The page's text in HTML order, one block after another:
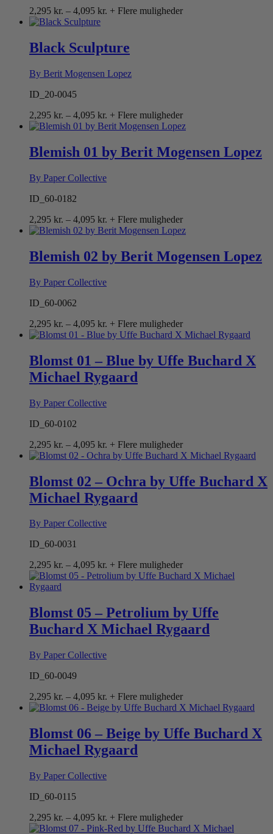
2,295 kr. – 4,095 kr. Prisinterval:
+ Flere muligheder
Black Sculpture
By Berit Mogensen Lopez
ID_20-0045
2,295 kr. – 4,095 kr. Prisinterval:
2,295 kr.
4,095 kr.
+ Flere muligheder
Blemish 01 by Berit Mogensen Lopez
By Paper Collective
ID_60-0182
2,295 kr. – 4,095 kr. Prisinterval:
2,295 kr.
4,095 kr.
+ Flere muligheder
Blemish 02 by Berit Mogensen Lopez
By Paper Collective
ID_60-0062
2,295 kr. – 4,095 kr. Prisinterval:
2,295 kr.
4,095 kr.
+ Flere muligheder
Blomst 01 – Blue by Uffe Buchard X
Michael Rygaard
By Paper Collective
ID_60-0102
2,295 kr. – 4,095 kr. Prisinterval:
2,295 kr.
4,095 kr.
+ Flere muligheder
Blomst 02 – Ochra by Uffe Buchard X
Michael Rygaard
By Paper Collective
ID_60-0031
2,295 kr. – 4,095 kr. Prisinterval:
2,295 kr.
+ Flere muligheder
Blomst 05 – Petrolium by Uffe
Buchard X Michael Rygaard
By Paper Collective
ID_60-0049
2,295 kr. – 4,095 kr. Prisinterval:
2,295 kr.
4,095 kr.
+ Flere muligheder
Blomst 06 – Beige by Uffe Buchard X
Michael Rygaard
By Paper Collective
ID_60-0115
2,295 kr. – 4,095 kr. Prisinterval:
2,295 kr.
+ Flere muligheder